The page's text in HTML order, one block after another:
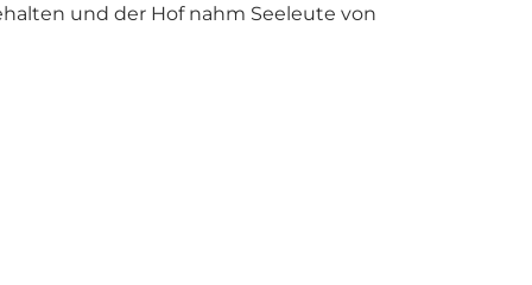
und der Hof nahm Seeleute von